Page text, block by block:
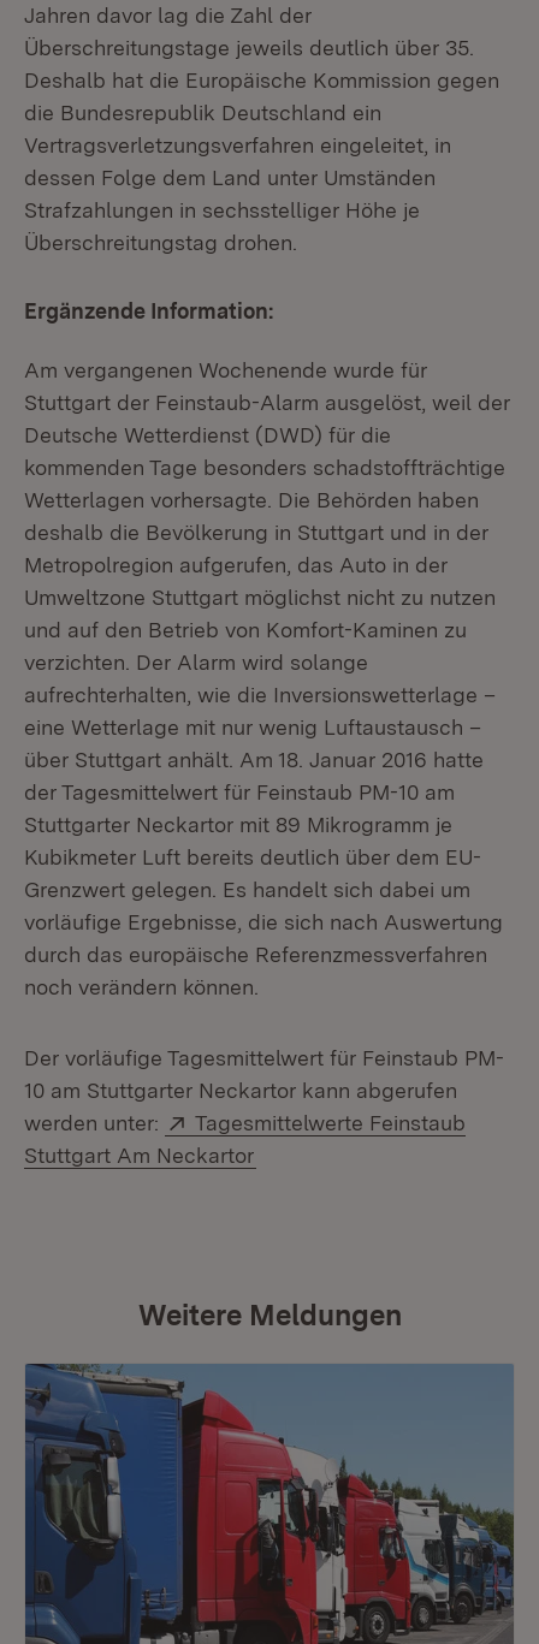
Jahren davor lag die Zahl der
Überschreitungstage jeweils deutlich über 35.
Deshalb hat die Europäische Kommission gegen
die Bundesrepublik Deutschland ein
Vertragsverletzungsverfahren eingeleitet, in
dessen Folge dem Land unter Umständen
Strafzahlungen in sechsstelliger Höhe je
Überschreitungstag drohen.
Ergänzende Information:
Am vergangenen Wochenende wurde für
Stuttgart der Feinstaub-Alarm ausgelöst, weil der
Deutsche Wetterdienst (DWD) für die
kommenden Tage besonders schadstoffträchtige
Wetterlagen vorhersagte. Die Behörden haben
deshalb die Bevölkerung in Stuttgart und in der
Metropolregion aufgerufen, das Auto in der
Umweltzone Stuttgart möglichst nicht zu nutzen
und auf den Betrieb von Komfort-Kaminen zu
verzichten. Der Alarm wird solange
aufrechterhalten, wie die Inversionswetterlage –
eine Wetterlage mit nur wenig Luftaustausch –
über Stuttgart anhält. Am 18. Januar 2016 hatte
der Tagesmittelwert für Feinstaub PM-10 am
Stuttgarter Neckartor mit 89 Mikrogramm je
Kubikmeter Luft bereits deutlich über dem EU-
Grenzwert gelegen. Es handelt sich dabei um
vorläufige Ergebnisse, die sich nach Auswertung
durch das europäische Referenzmessverfahren
noch verändern können.
Der vorläufige Tagesmittelwert für Feinstaub PM-
10 am Stuttgarter Neckartor kann abgerufen
werden unter:
Extern:
Tagesmittelwerte Feinstaub
Stuttgart Am Neckartor
Weitere Meldungen